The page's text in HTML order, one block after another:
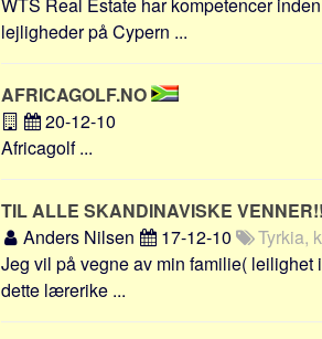
lejligheder på Cypern ...
AFRICAGOLF.NO
20-12-10
Africagolf ...
TIL ALLE SKANDINAVISKE
Anders Nilsen
17-12-10
Tyrkia,
Jeg vil på vegne av min familie(
dette lærerike ...